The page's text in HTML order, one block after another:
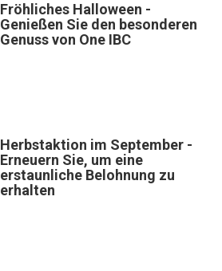
Fröhliches Halloween -
Genießen Sie den besonderen
Genuss von One IBC
Herbstaktion im September -
Erneuern Sie, um eine
erstaunliche Belohnung zu
erhalten